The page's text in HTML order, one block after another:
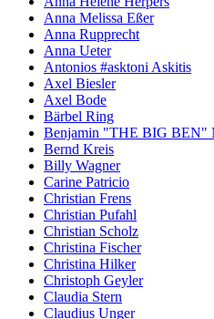
Anna Melissa Eßer
Anna Rupprecht
Anna Ueter
Antonios #asktoni Askitis
Axel Biesler
Axel Bode
Bärbel Ring
Benjamin "THE BIG BEN"
Bernd Kreis
Billy Wagner
Carine Patricio
Christian Frens
Christian Pufahl
Christian Scholz
Christina Fischer
Christina Hilker
Christoph Geyler
Claudia Stern
Claudius Unger